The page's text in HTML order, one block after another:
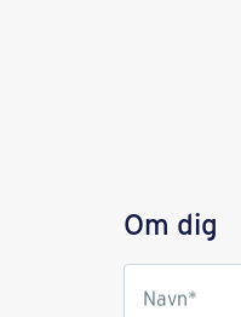
Om dig
Navn*